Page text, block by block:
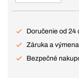
Doručenie od 24
Záruka a výmena
Bezpečné